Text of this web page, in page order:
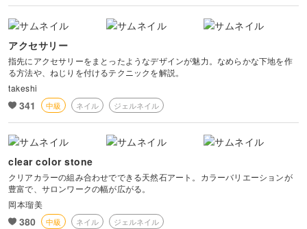
アクセサリー
指先にアクセサリーをまとったようなデザインが魅力。なめらかな下地を作
る方法や、ねじりを付けるテクニックを解説。
takeshi
341 中級 ネイル ジェルネイル
clear color stone
クリアカラーの組み合わせでできる天然石アート。カラーバリエーションが
豊富で、サロンワークの幅が広がる。
岡本瑠美
380 中級 ネイル ジェルネイル